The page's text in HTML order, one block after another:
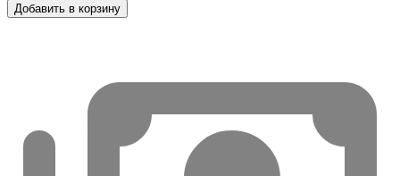
Добавить в корзину